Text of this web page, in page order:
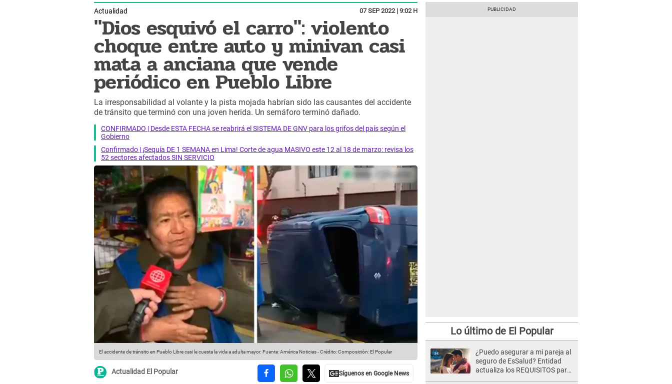
Actualidad 07 SEP 2022 | 9:02 H
"Dios esquivó el carro": violento
choque entre auto y minivan casi
mata a anciana que vende
periódico en Pueblo Libre
La irresponsabilidad al volante y la pista mojada habrían sido las causantes del accidente
de tránsito que terminó con una joven herida. Un semáforo terminó dañado.
CONFIRMADO | Desde ESTA FECHA se reabrirá el SISTEMA DE GNV para los grifos del país según el
Gobierno
Confirmado | ¡Sequía DE 1 SEMANA en Lima! Corte de agua MASIVO este 12 al 18 de marzo: revisa los
52 sectores afectados SIN SERVICIO
El accidente de tránsito en Pueblo Libre casi le cuesta la vida a adulta mayor. Fuente: América Noticias-Crédito: Composición: El Popular
Actualidad El Popular
Lo último de El Popular
¿Puedo asegurar a mi pareja al
seguro de EsSalud? Entidad
actualiza los REQUISITOS para